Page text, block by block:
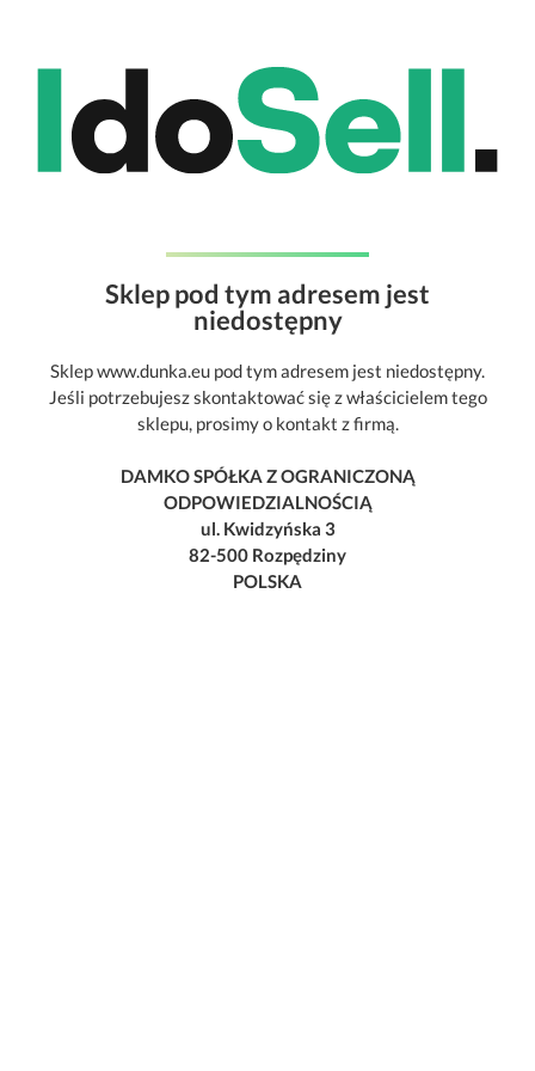
Sklep pod tym adresem jest
niedostępny
Sklep www.dunka.eu pod tym adresem jest niedostępny.
Jeśli potrzebujesz skontaktować się z właścicielem tego
sklepu, prosimy o kontakt z firmą.
DAMKO SPÓŁKA Z OGRANICZONĄ
ODPOWIEDZIALNOŚCIĄ
ul. Kwidzyńska 3
82-500 Rozpędziny
POLSKA